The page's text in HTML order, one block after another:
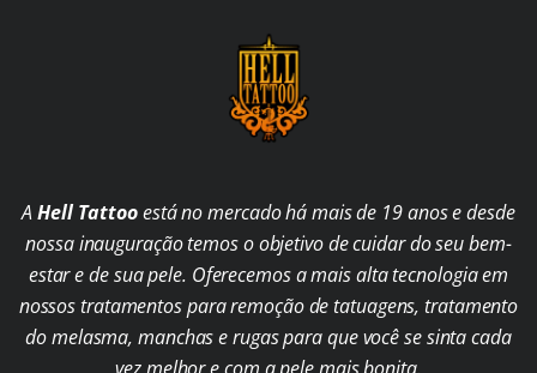
AHell Tattooestá no mercado há mais de 19 anos e desde
nossa inauguração temos o objetivo de cuidar do seu bem-
estar e de sua pele. Oferecemos a mais alta tecnologia em
nossos tratamentos para remoção de tatuagens, tratamento
do melasma, manchas e rugas para que você se sinta cada